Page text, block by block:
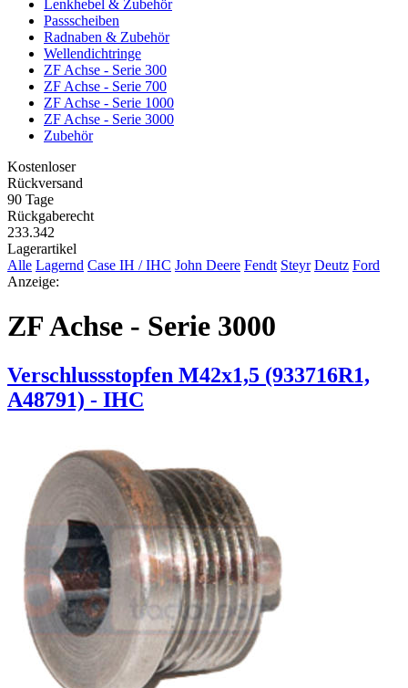
Lenkhebel & Zubehör
Passscheiben
Radnaben & Zubehör
Wellendichtringe
ZF Achse - Serie 300
ZF Achse - Serie 700
ZF Achse - Serie 1000
ZF Achse - Serie 3000
Zubehör
Kostenloser
Rückversand
90 Tage
Rückgaberecht
233.342
Lagerartikel
Alle Lagernd Case IH / IHC John Deere Fendt Steyr Deutz Ford
Anzeige:
ZF Achse - Serie 3000
Verschlussstopfen M42x1,5 (933716R1,
A48791) - IHC